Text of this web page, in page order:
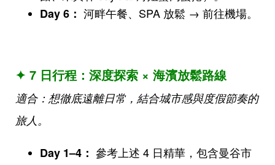
Day 6 ： 河畔午餐、SPA 放鬆 → 前往機場。
✦ 7 日行程：深度探索 × 海濱放鬆路線
適合：想徹底遠離日常，結合城市感與度假節奏的
旅人。
Day 1–4 ： 參考上述 4 日精華，包含曼谷市